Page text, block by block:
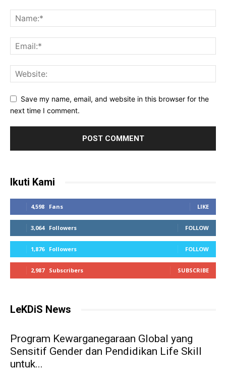
Save my name, email, and website in this browser for the
next time I comment.
Ikuti Kami
4,598 Fans LIKE
3,064 Followers FOLLOW
1,876 Followers FOLLOW
2,987 Subscribers SUBSCRIBE
LeKDiS News
Program Kewarganegaraan Global yang
Sensitif Gender dan Pendidikan Life Skill
untuk...